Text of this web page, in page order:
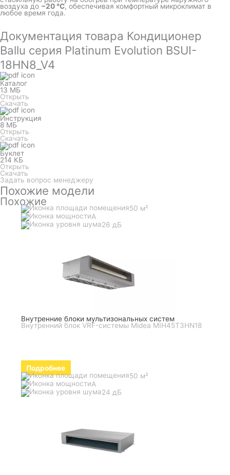
воздуха до −20 °C, обеспечивая комфортный микроклимат в
любое время года.
Документация товара Кондиционер
Ballu серия Platinum Evolution BSUI-
18HN8_V4
Каталог
13 МБ
Открыть
Скачать
Инструкция
8 МБ
Открыть
Скачать
Буклет
214 КБ
Открыть
Скачать
Задать вопрос менеджеру
Похожие модели
Похожие
50 м²
A
26 дБ
Внутренние блоки мультизональных систем
Внутренний блок VRF-системы Midea MIH45T3HN18
Подробнее
50 м²
A
24 дБ